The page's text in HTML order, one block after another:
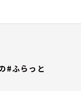
#ふらっと